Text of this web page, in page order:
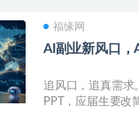
福缘网
AI副业新风口，
追风口，追真需求
PPT，应届生要改